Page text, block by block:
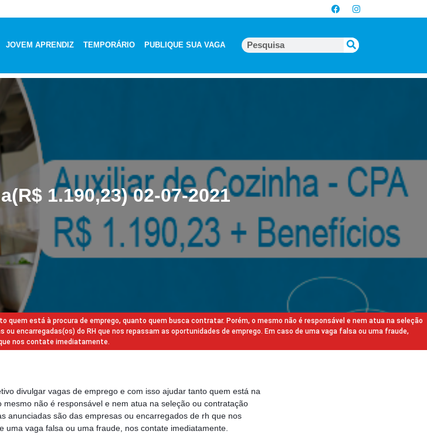
JOVEM APRENDIZ TEMPORÁRIO PUBLIQUE SUA VAGA
1.190,23) 02-07-2021
está à procura de emprego, quanto quem busca contratar. Porém, o mesmo não é responsável e nem atua na seleção
encarregadas(os) do RH que nos repassam as oportunidades de emprego. Em caso de uma vaga falsa ou uma fraude,
nos contate imediatamente.
divulgar vagas de emprego e com isso ajudar tanto quem está na
não é responsável e nem atua na seleção ou contratação
anunciadas são das empresas ou encarregados de rh que nos
vaga falsa ou uma fraude, nos contate imediatamente.